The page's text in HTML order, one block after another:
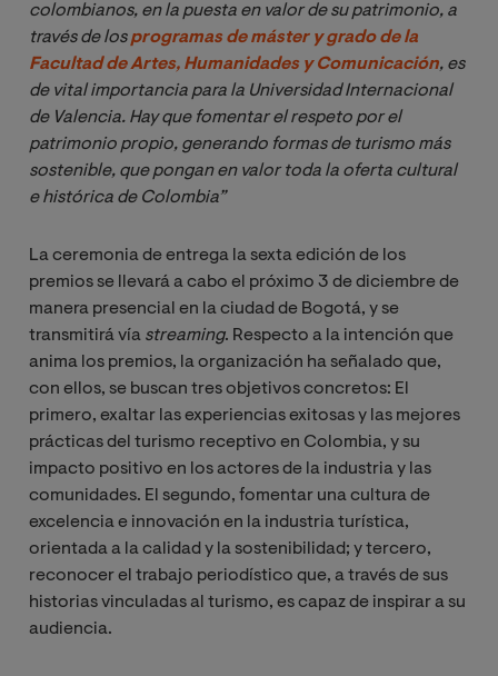
colombianos, en la puesta en valor de su patrimonio, a
través de los programas de máster y grado de la
Facultad de Artes, Humanidades y Comunicación, es
de vital importancia para la Universidad Internacional
de Valencia. Hay que fomentar el respeto por el
patrimonio propio, generando formas de turismo más
sostenible, que pongan en valor toda la oferta cultural
e histórica de Colombia”
La ceremonia de entrega la sexta edición de los
premios se llevará a cabo el próximo 3 de diciembre de
manera presencial en la ciudad de Bogotá, y se
transmitirá vía streaming. Respecto a la intención que
anima los premios, la organización ha señalado que,
con ellos, se buscan tres objetivos concretos: El
primero, exaltar las experiencias exitosas y las mejores
prácticas del turismo receptivo en Colombia, y su
impacto positivo en los actores de la industria y las
comunidades. El segundo, fomentar una cultura de
excelencia e innovación en la industria turística,
orientada a la calidad y la sostenibilidad; y tercero,
reconocer el trabajo periodístico que, a través de sus
historias vinculadas al turismo, es capaz de inspirar a su
audiencia.